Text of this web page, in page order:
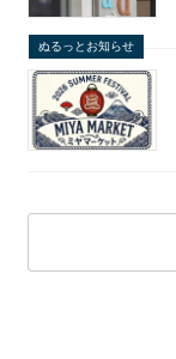
ぬるっとお知らせ